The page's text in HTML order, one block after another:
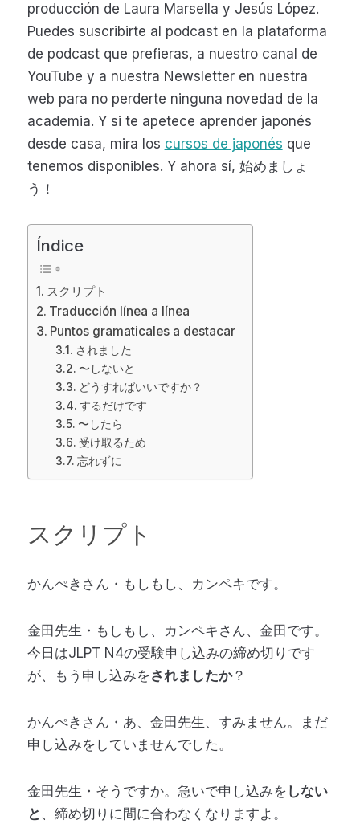
producción de Laura Marsella y Jesús López.
Puedes suscribirte al podcast en la plataforma
de podcast que prefieras, a nuestro canal de
YouTube y a nuestra Newsletter en nuestra
web para no perderte ninguna novedad de la
academia. Y si te apetece aprender japonés
desde casa, mira los cursos de japonés que
tenemos disponibles. Y ahora sí, 始めましょ
う！
Índice
スクリプト
Traducción línea a línea
Puntos gramaticales a destacar
されました
〜しないと
どうすればいいですか？
するだけです
〜したら
受け取るため
忘れずに
スクリプト
かんぺきさん・もしもし、カンペキです。
金田先生・もしもし、カンペキさん、金田です。
今日はJLPT N4の受験申し込みの締め切りです
が、もう申し込みをされましたか？
かんぺきさん・あ、金田先生、すみません。まだ
申し込みをしていませんでした。
金田先生・そうですか。急いで申し込みを しない
と 、締め切りに間に合わなくなりますよ。